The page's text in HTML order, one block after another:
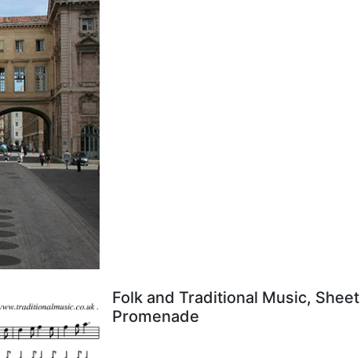
Folk and Traditional Music,
Promenade